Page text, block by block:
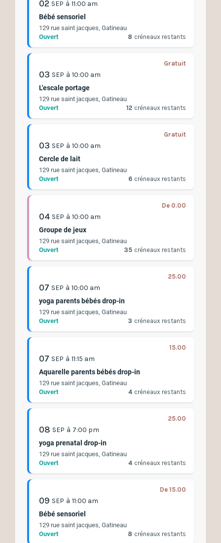
02 SEP à 11:00 am
Bébé sensoriel
129 rue saint jacques, Gatineau
Ouvert
8 créneaux restants
Gratuit
03 SEP à 10:00 am
L'escale portage
129 rue saint jacques, Gatineau
Ouvert
12 créneaux restants
Gratuit
03 SEP à 10:00 am
Cercle de lait
129 rue saint jacques, Gatineau
Ouvert
6 créneaux restants
De 0.00
04 SEP à 10:00 am
Groupe de jeux
129 rue saint jacques, Gatineau
Ouvert
35 créneaux restants
25.00
07 SEP à 10:00 am
yoga parents bébés drop-in
129 rue saint jacques, Gatineau
Ouvert
3 créneaux restants
15.00
07 SEP à 11:15 am
Aquarelle parents bébés drop-in
129 rue saint jacques, Gatineau
Ouvert
4 créneaux restants
25.00
08 SEP à 7:00 pm
yoga prenatal drop-in
129 rue saint jacques, Gatineau
Ouvert
4 créneaux restants
De 15.00
09 SEP à 11:00 am
Bébé sensoriel
129 rue saint jacques, Gatineau
Ouvert
8 créneaux restants